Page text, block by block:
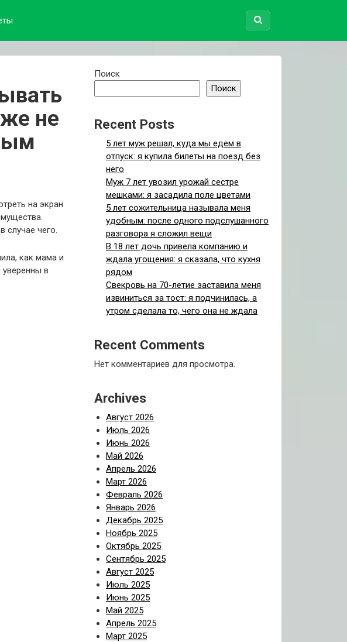
не
на экран
случае чего.
как мама и
уверенны в
Поиск
Поиск
Recent Posts
5 лет муж решал, куда мы едем в
отпуск: я купила билеты на поезд без
него
Муж 7 лет увозил урожай сестре
мешками: я засадила поле цветами
5 лет сожительница называла меня
удобным: после одного подслушанного
разговора я сложил вещи
В 18 лет дочь привела компанию и
ждала угощения: я сказала, что кухня
рядом
Свекровь на 70-летие заставила меня
извиниться за тост: я подчинилась, а
утром сделала то, чего она не ждала
Recent Comments
Нет комментариев для просмотра.
Archives
Август 2026
Июль 2026
Июнь 2026
Май 2026
Апрель 2026
Март 2026
Февраль 2026
Январь 2026
Декабрь 2025
Ноябрь 2025
Октябрь 2025
Сентябрь 2025
Август 2025
Июль 2025
Июнь 2025
Май 2025
Апрель 2025
Март 2025